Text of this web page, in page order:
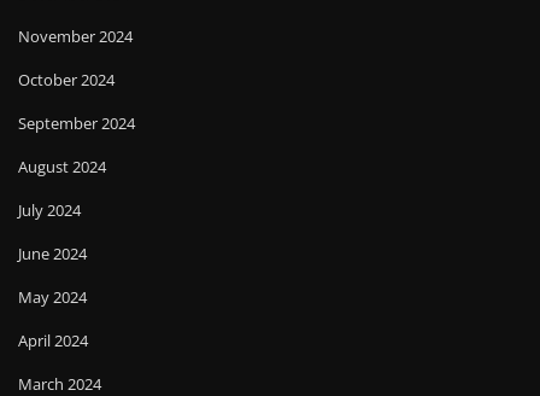
November 2024
October 2024
September 2024
August 2024
July 2024
June 2024
May 2024
April 2024
March 2024